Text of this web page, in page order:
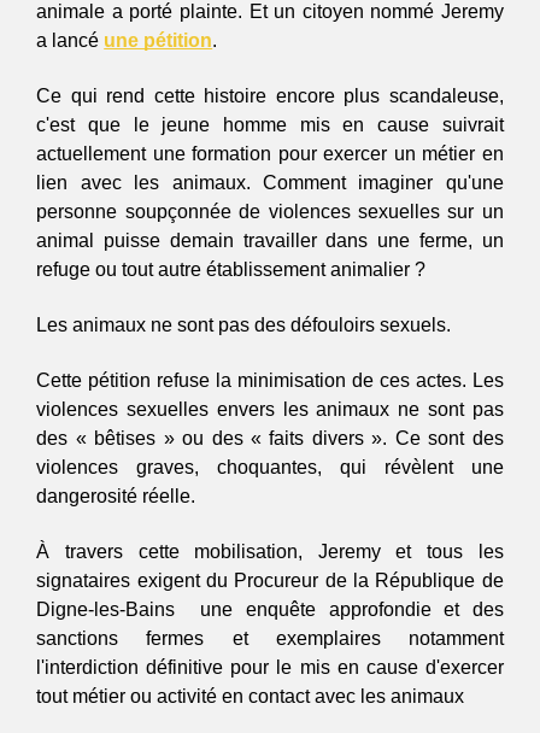
animale a porté plainte. Et un citoyen nommé Jeremy
a lancé une pétition.
Ce qui rend cette histoire encore plus scandaleuse,
c'est que le jeune homme mis en cause suivrait
actuellement une formation pour exercer un métier en
lien avec les animaux. Comment imaginer qu'une
personne soupçonnée de violences sexuelles sur un
animal puisse demain travailler dans une ferme, un
refuge ou tout autre établissement animalier ?
Les animaux ne sont pas des défouloirs sexuels.
Cette pétition refuse la minimisation de ces actes. Les
violences sexuelles envers les animaux ne sont pas
des « bêtises » ou des « faits divers ». Ce sont des
violences graves, choquantes, qui révèlent une
dangerosité réelle.
À travers cette mobilisation, Jeremy et tous les
signataires exigent du Procureur de la République de
Digne-les-Bains  une enquête approfondie et des
sanctions fermes et exemplaires notamment
l'interdiction définitive pour le mis en cause d'exercer
tout métier ou activité en contact avec les animaux